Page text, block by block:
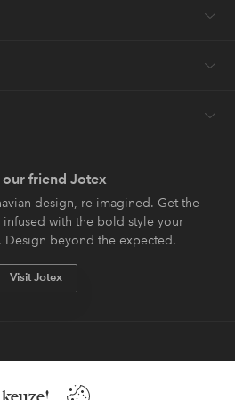
our friend Jotex
design, re-imagined. Get the
with the bold style your
Design beyond the expected.
Visit Jotex